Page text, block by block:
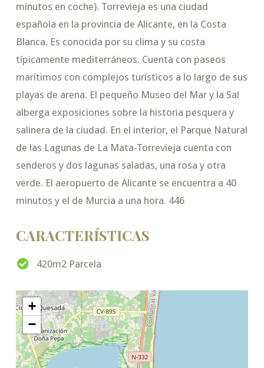
minutos en coche). Torrevieja es una ciudad
española en la provincia de Alicante, en la Costa
Blanca. Es conocida por su clima y su costa
típicamente mediterráneos. Cuenta con paseos
marítimos con complejos turísticos a lo largo de sus
playas de arena. El pequeño Museo del Mar y la Sal
alberga exposiciones sobre la historia pesquera y
salinera de la ciudad. En el interior, el Parque Natural
de las Lagunas de La Mata-Torrevieja cuenta con
senderos y dos lagunas saladas, una rosa y otra
verde. El aeropuerto de Alicante se encuentra a 40
minutos y el de Murcia a una hora. 446
CARACTERÍSTICAS
420m2 Parcela
+
−